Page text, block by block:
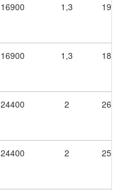
16900 1,3 1920
16900 1,3 1820
24400 2 2640
24400 2 2520